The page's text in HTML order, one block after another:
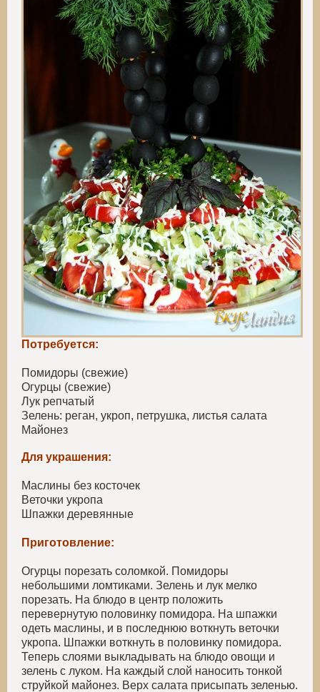
Потребуется:
Помидоры (свежие)
Огурцы (свежие)
Лук репчатый
Зелень: реган, укроп, петрушка, листья салата
Майонез
Для украшения:
Маслины без косточек
Веточки укропа
Шпажки деревянные
Приготовление:
Огурцы порезать соломкой. Помидоры
небольшими ломтиками. Зелень и лук мелко
порезать. На блюдо в центр положить
перевернутую половинку помидора. На шпажки
одеть маслины, и в последнюю воткнуть веточки
укропа. Шпажки воткнуть в половинку помидора.
Теперь слоями выкладывать на блюдо овощи и
зелень с луком. На каждый слой наносить тонкой
струйкой майонез. Верх салата присыпать зеленью.